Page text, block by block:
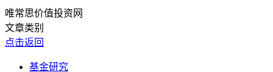
唯常思价值投资网
文章类别
点击返回
基金研究